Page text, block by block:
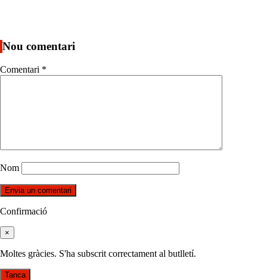
Nou comentari
Comentari *
Nom
Confirmació
×
Moltes gràcies. S'ha subscrit correctament al butlletí.
Tanca